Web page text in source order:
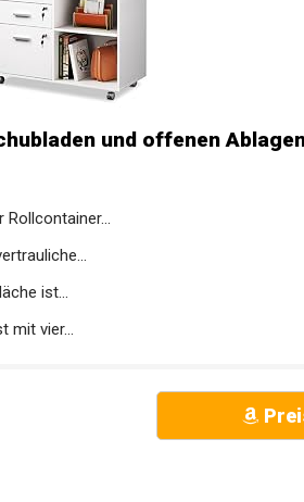
und offenen
ist...
mit vier...